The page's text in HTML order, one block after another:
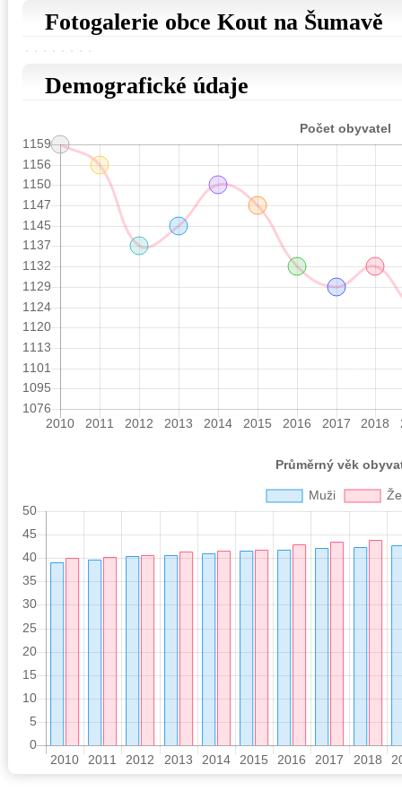
Fotogalerie obce Kout na Šumavě
Demografické údaje